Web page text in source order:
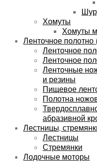
Хомуты
Хомуты
Ленточное полотно
Ленточное
Ленточное
Ленточные
и резины
Пищевое
Полотна
абразивной
Лестницы,
Лестницы
Стремянки
Лодочные моторы